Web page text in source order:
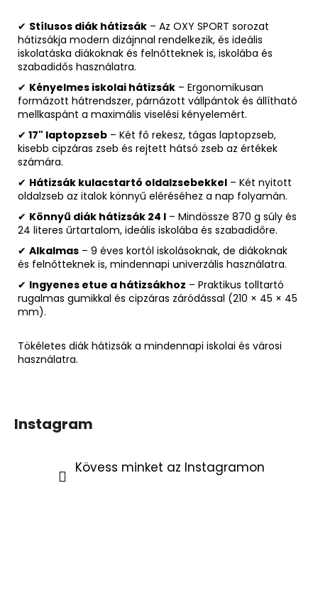
✔ Stílusos diák hátizsák – Az OXY SPORT sorozat
hátizsákja modern dizájnnal rendelkezik, és ideális
iskolatáska diákoknak és felnőtteknek is, iskolába és
szabadidős használatra.
✔ Kényelmes iskolai hátizsák – Ergonomikusan
formázott hátrendszer, párnázott vállpántok és állítható
mellkaspánt a maximális viselési kényelemért.
✔ 17" laptopzseb – Két fő rekesz, tágas laptopzseb,
kisebb cipzáras zseb és rejtett hátsó zseb az értékek
számára.
✔ Hátizsák kulacstartó oldalzsebekkel – Két nyitott
oldalzseb az italok könnyű eléréséhez a nap folyamán.
✔ Könnyű diák hátizsák 24 l – Mindössze 870 g súly és
24 literes űrtartalom, ideális iskolába és szabadidőre.
✔ Alkalmas – 9 éves kortól iskolásoknak, de diákoknak
és felnőtteknek is, mindennapi univerzális használatra.
✔ Ingyenes etue a hátizsákhoz – Praktikus tolltartó
rugalmas gumikkal és cipzáras záródással (210 × 45 × 45
mm).
Tökéletes diák hátizsák a mindennapi iskolai és városi
használatra.
Instagram
Kövess minket az Instagramon